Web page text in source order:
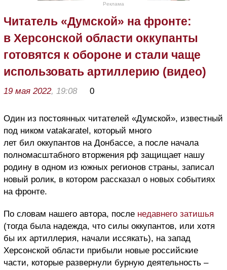
Реклама
Читатель «Думской» на фронте:
в Херсонской области оккупанты
готовятся к обороне и стали чаще
использовать артиллерию (видео)
19 мая 2022, 19:08 0
Один из постоянных читателей «Думской», известный
под ником vatakaratel, который много
лет бил оккупантов на Донбассе, а после начала
полномасштабного вторжения рф защищает нашу
родину в одном из южных регионов страны, записал
новый ролик, в котором рассказал о новых событиях
на фронте.
По словам нашего автора, после недавнего затишья
(тогда была надежда, что силы оккупантов, или хотя
бы их артиллерия, начали иссякать), на запад
Херсонской области прибыли новые российские
части, которые развернули бурную деятельность –